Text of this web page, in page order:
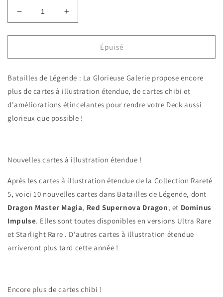
Réduire
la
quantité
Yu-
Oh!
TCG
Boîte
de
24
Légende
La
Glorieuse
Galerie
Augmenter
la
quantité
Yu-
Oh!
TCG
Boîte
de
24
Légende
La
Glorieuse
Galerie
Épuisé
Batailles de Légende : La Glorieuse Galerie propose encore
plus de cartes à illustration étendue, de cartes chibi et
d'améliorations étincelantes pour rendre votre Deck aussi
glorieux que possible !
Nouvelles cartes à illustration étendue !
Après les cartes à illustration étendue de la Collection Rareté
5, voici 10 nouvelles cartes dans Batailles de Légende, dont
Dragon Master Magia, Red Supernova Dragon, et Dominus
Impulse. Elles sont toutes disponibles en versions Ultra Rare
et Starlight Rare . D'autres cartes à illustration étendue
arriveront plus tard cette année !
Encore plus de cartes chibi !